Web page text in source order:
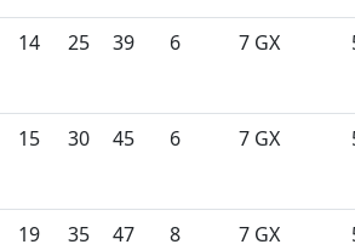
14 25 39 6 7 GX
15 30 45 6 7 GX
19 35 47 8 7 GX